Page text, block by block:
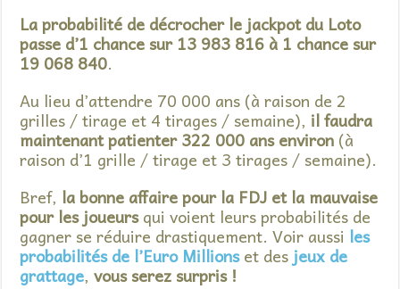
La probabilité de décrocher le jackpot du Loto
passe d’1 chance sur 13 983 816 à 1 chance sur
19 068 840.
Au lieu d’attendre 70 000 ans (à raison de 2
grilles / tirage et 4 tirages / semaine), il faudra
maintenant patienter 322 000 ans environ (à
raison d’1 grille / tirage et 3 tirages / semaine).
Bref, la bonne affaire pour la FDJ et la mauvaise
pour les joueursqui voient leurs probabilités de
gagner se réduire drastiquement. Voir aussi les
probabilités de l’Euro Millionset des jeux de
grattage,vous serez surpris !